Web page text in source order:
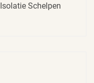
Schelpen